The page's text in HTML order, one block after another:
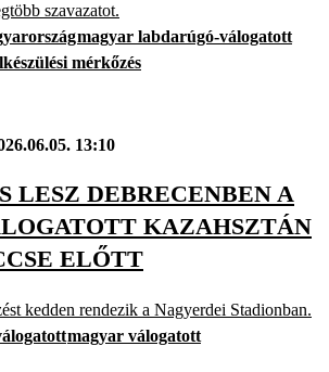
szavazatot.
magyar labdarúgó-válogatott
mérkőzés
13:10
LESZ DEBRECENBEN A
KAZAHSZTÁN
ELŐTT
kedden rendezik a Nagyerdei Stadionban.
magyar válogatott